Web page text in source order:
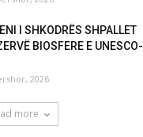
I SHKODRËS SHPALLET
BIOSFERE E UNESCO-
2026
more